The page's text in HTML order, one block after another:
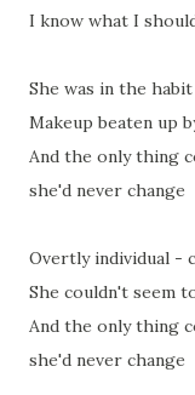
I know what I
She was in the
Makeup beaten up
And the only thing
she'd never change
Overtly individual -
She couldn't seem
And the only thing
she'd never change